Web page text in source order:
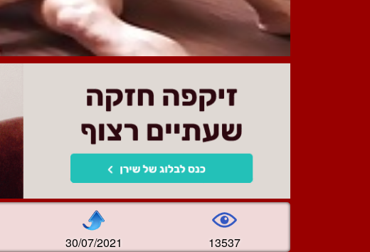
30/07/2021 13537